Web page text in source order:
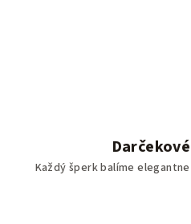
Každý šperk balíme